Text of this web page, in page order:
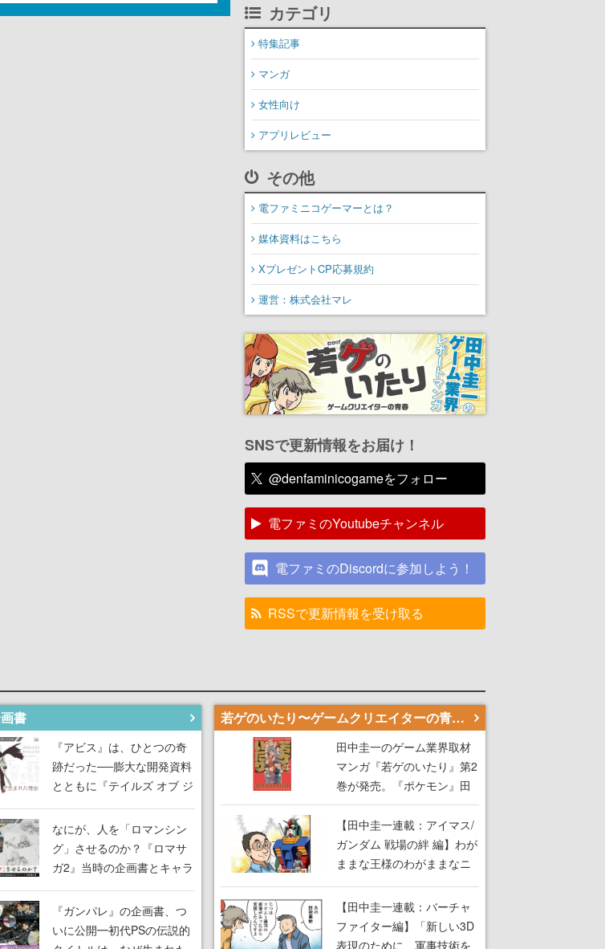
カテゴリ
特集記事
マンガ
女性向け
アプリレビュー
その他
電ファミニコゲーマーとは？
媒体資料はこちら
XプレゼントCP応募規約
運営：株式会社マレ
SNSで更新情報をお届け！
@denfaminicogameをフォロー
電ファミのYoutubeチャンネル
電ファミのDiscordに参加しよう！
RSSで更新情報を受け取る
書
『アビス』は、ひとつの奇
跡だった──膨大な開発資料
とともに『テイルズ オブ ジ
アビス』開発陣に聞く、
「生まれた意味を知る
RPG」が生まれた理由【ゲ
ームの企画書】
なにが、人を「ロマンシン
グ」させるのか？『ロマサ
ガ2』当時の企画書とキャラ
設定画から迫る、河津秋敏
がRPGに生み出した「ロマ
ン」の正体とは【ゲームの
企画書】
『ガンパレ』の企画書、つ
いに公開━初代PSの伝説的
若ゲのいたり〜ゲームクリエイターの青春〜
田中圭一のゲーム業界取材
マンガ『若ゲのいたり』第2
巻が発売。『ポケモン』田
尻智さん、『ゼビウス』遠
藤雅伸さんらの貴重なエピ
ソードを収録
【田中圭一連載：アイマス/
ガンダム 戦場の絆 編】わが
ままな王様のわがままなニ
ーズを満たす！──小山順一
朗が貫く姿勢に、ゲームク
リエイターとしての矜持を
見た【若ゲのいたり最終
【田中圭一連載：バーチャ
ファイター編】「新しい3D
表現のために、軍事技術を